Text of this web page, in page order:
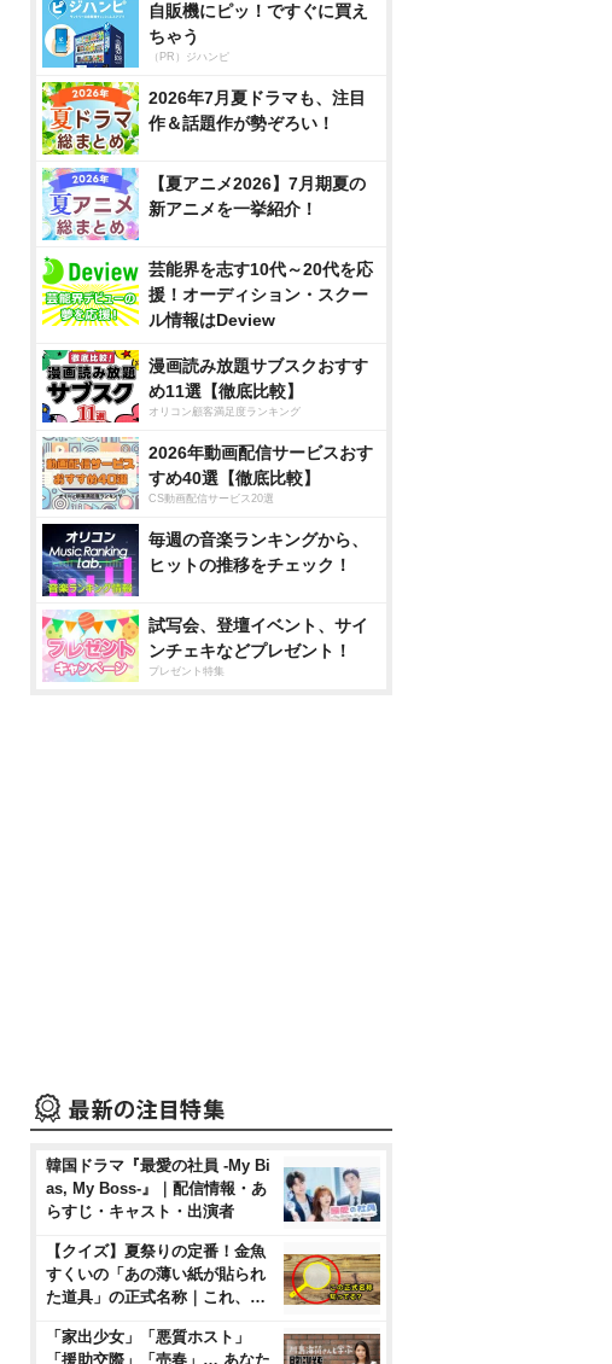
自販機にピッ！ですぐに買え
ちゃう
（PR）ジハンピ
2026年7月夏ドラマも、注目
作＆話題作が勢ぞろい！
【夏アニメ2026】7月期夏の
新アニメを一挙紹介！
芸能界を志す10代～20代を応
援！オーディション・スクー
ル情報はDeview
漫画読み放題サブスクおすす
め11選【徹底比較】
オリコン顧客満足度ランキング
2026年動画配信サービスおす
すめ40選【徹底比較】
CS動画配信サービス20選
毎週の音楽ランキングから、
ヒットの推移をチェック！
試写会、登壇イベント、サイ
ンチェキなどプレゼント！
プレゼント特集
韓国ドラマ『最愛の社員 -My Bi
as, My Boss-』｜配信情報・あ
らすじ・キャスト・出演者
【クイズ】夏祭りの定番！金魚
すくいの「あの薄い紙が貼られ
た道具」の正式名称｜これ、…
「家出少女」「悪質ホスト」
「援助交際」「売春」… あなた